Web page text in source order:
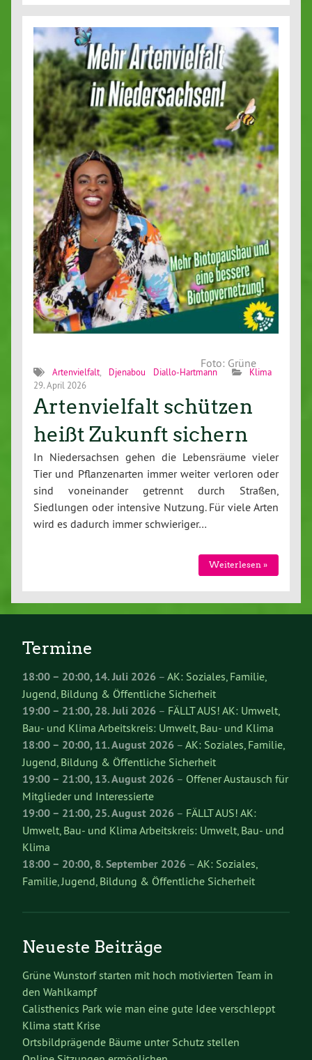
Foto: Grüne
Artenvielfalt, Djenabou Diallo-Hartmann
Klima
29. April 2026
Artenvielfalt schützen
heißt Zukunft sichern
In Niedersachsen gehen die Lebensräume vieler
Tier und Pflanzenarten immer weiter verloren oder
sind voneinander getrennt durch Straßen,
Siedlungen oder intensive Nutzung. Für viele Arten
wird es dadurch immer schwieriger…
Weiterlesen »
Termine
18:00– 20:00,14. Juli 2026 – AK: Soziales, Familie,
Jugend, Bildung & Öffentliche Sicherheit
19:00– 21:00,28. Juli 2026 – FÄLLT AUS! AK: Umwelt,
Bau- und Klima Arbeitskreis: Umwelt, Bau- und Klima
18:00– 20:00,11. August 2026 – AK: Soziales, Familie,
Jugend, Bildung & Öffentliche Sicherheit
19:00– 21:00,13. August 2026 – Offener Austausch für
Mitglieder und Interessierte
19:00– 21:00,25. August 2026 – FÄLLT AUS! AK:
Umwelt, Bau- und Klima Arbeitskreis: Umwelt, Bau- und
Klima
18:00– 20:00,8. September 2026 – AK: Soziales,
Familie, Jugend, Bildung & Öffentliche Sicherheit
Neueste Beiträge
Grüne Wunstorf starten mit hoch motivierten Team in
den Wahlkampf
Calisthenics Park wie man eine gute Idee verschleppt
Klima statt Krise
Ortsbildprägende Bäume unter Schutz stellen